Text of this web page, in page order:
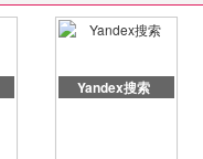
Yandex搜索